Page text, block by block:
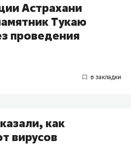
Астрахани
Тукаю
проведения
как
вирусов